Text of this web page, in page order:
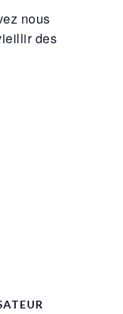
nous
des